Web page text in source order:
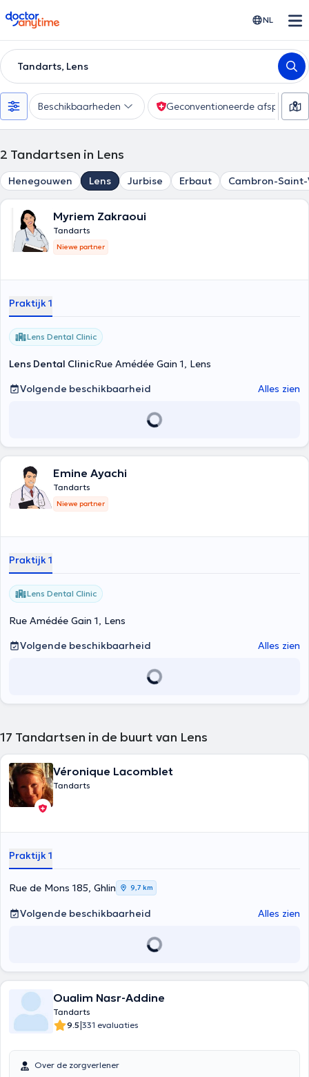
doctoranytime NL
Tandarts, Lens
Beschikbaarheden Geconventioneerde afspraak
2 Tandartsen in Lens
Henegouwen Lens Jurbise Erbaut Cambron-
Myriem Zakraoui
Tandarts
Niewe partner
Praktijk 1
Lens Dental Clinic
Lens Dental ClinicRue Amédée Gain 1, Lens
Volgende beschikbaarheid
Alles zien
Emine Ayachi
Tandarts
Niewe partner
Praktijk 1
Lens Dental Clinic
Rue Amédée Gain 1, Lens
Volgende beschikbaarheid
Alles zien
17 Tandartsen in de buurt van Lens
Véronique Lacomblet
Tandarts
Praktijk 1
Rue de Mons 185, Ghlin 9,7 km
Volgende beschikbaarheid Alles zien
Oualim Nasr-Addine
Tandarts
9.5|331 evaluaties
Over de zorgverlener